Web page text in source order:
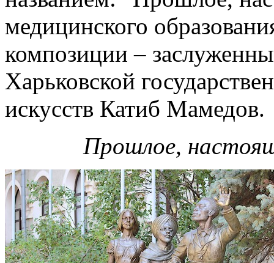
медицинского
композиции –
Харьковской
искусств Катиб Мамедов.
Прошлое,